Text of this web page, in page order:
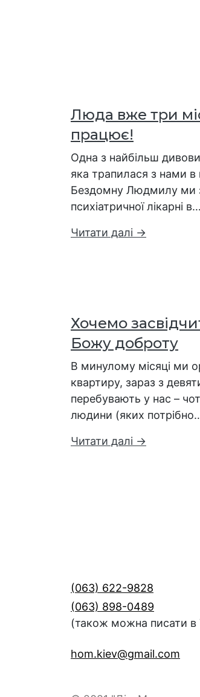
Люда вже три
працює!
Одна з найбільш
яка трапилася з нами
Бездомну Людмилу ми
психіатричної лікарні в…
Читати далі →
Хочемо
Божу доброту
В минулому місяці ми
квартиру, зараз з
перебувають у нас –
людини (яких
Читати далі →
(063) 622-9828
(063) 898-0489
(також можна писати в
hom.kiev@gmail.com